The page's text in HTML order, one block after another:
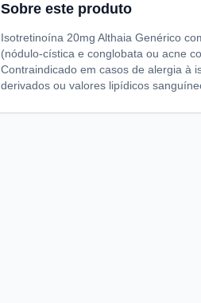
Sobre este produto
Isotretinoína 20mg Althaia Genérico
(nódulo-cística e conglobata ou acne
Contraindicado em casos de alergia à
derivados ou valores lipídicos